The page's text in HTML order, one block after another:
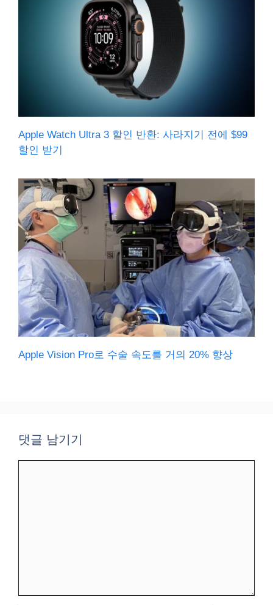
Apple Watch Ultra 3 할인 반환: 사라지기 전에 $99
할인 받기
Apple Vision Pro로 수술 속도를 거의 20% 향상
댓글 남기기